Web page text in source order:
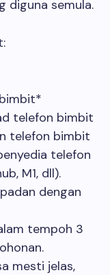
diguna semula.
telefon bimbit
telefon bimbit
telefon
M1, dll).
dengan
tempoh 3
mesti jelas,